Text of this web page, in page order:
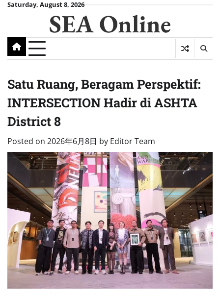
SkipSaturday, August 8, 2026
SEA Online
Satu Ruang, Beragam Perspektif:
INTERSECTION Hadir di ASHTA
District 8
Posted on 2026年6月8日 by Editor Team